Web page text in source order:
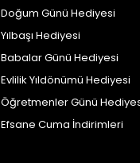
Doğum Günü Hediyesi
Yılbaşı Hediyesi
Babalar Günü Hediyesi
Evlilik Yıldönümü Hediyesi
Öğretmenler Günü
Efsane Cuma İndirimleri